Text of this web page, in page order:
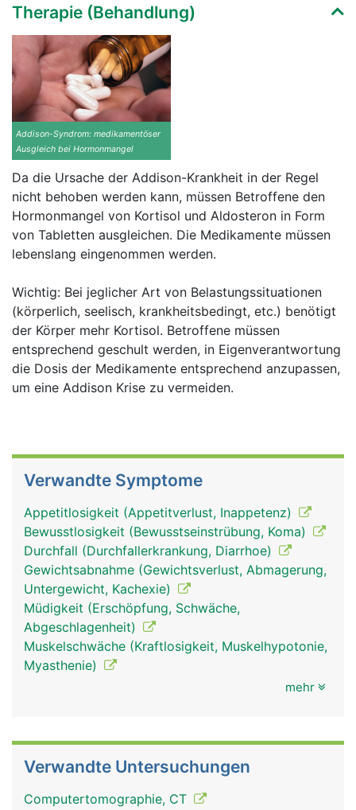
Therapie (Behandlung)
Addison-Syndrom: medikamentöser
Ausgleich bei Hormonmangel
Da die Ursache der Addison-Krankheit in der Regel
nicht behoben werden kann, müssen Betroffene den
Hormonmangel von Kortisol und Aldosteron in Form
von Tabletten ausgleichen. Die Medikamente müssen
lebenslang eingenommen werden.
Wichtig: Bei jeglicher Art von Belastungssituationen
(körperlich, seelisch, krankheitsbedingt, etc.) benötigt
der Körper mehr Kortisol. Betroffene müssen
entsprechend geschult werden, in Eigenverantwortung
die Dosis der Medikamente entsprechend anzupassen,
um eine Addison Krise zu vermeiden.
Verwandte Symptome
Appetitlosigkeit (Appetitverlust, Inappetenz)
Bewusstlosigkeit (Bewusstseinstrübung, Koma)
Durchfall (Durchfallerkrankung, Diarrhoe)
Gewichtsabnahme (Gewichtsverlust, Abmagerung,
Untergewicht, Kachexie)
Müdigkeit (Erschöpfung, Schwäche,
Abgeschlagenheit)
Muskelschwäche (Kraftlosigkeit, Muskelhypotonie,
Myasthenie)
mehr
Verwandte Untersuchungen
Computertomographie, CT